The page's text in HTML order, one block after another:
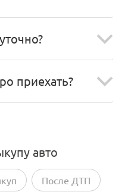
приехать?
авто
После ДТП